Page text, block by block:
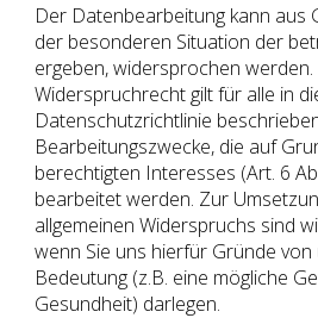
Der Datenbearbeitung kann aus
der besonderen Situation der
ergeben, widersprochen
Widerspruchrecht gilt für alle in
Datenschutzrichtlinie
Bearbeitungszwecke, die auf
berechtigten Interesses (Art. 6
bearbeitet werden. Zur
allgemeinen Widerspruchs sind
wenn Sie uns hierfür Gründe
Bedeutung (z.B. eine mögliche
Gesundheit) darlegen.